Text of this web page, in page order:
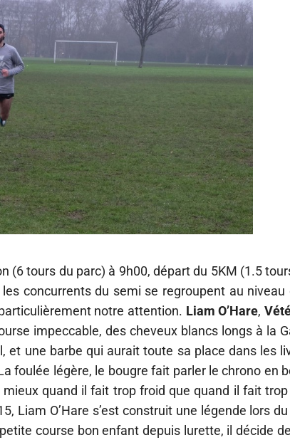
(6 tours du parc) à 9h00, départ du 5KM (1.5
concurrents du semi se regroupent au
notre attention. Liam O’Hare,
impeccable, des cheveux blancs longs à la
une barbe qui aurait toute sa place dans les
foulée légère, le bougre fait parler le chrono en
mieux quand il fait trop froid que quand il fait trop
Liam O’Hare s’est construit une légende lors
course bon enfant depuis lurette, il décide